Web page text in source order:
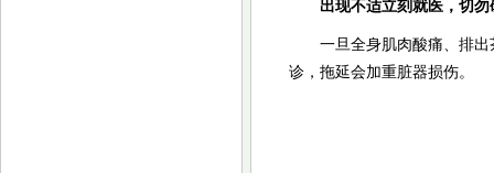
出现不适立刻就医，切勿
一旦全身肌肉酸痛、排
诊，拖延会加重脏器损伤。